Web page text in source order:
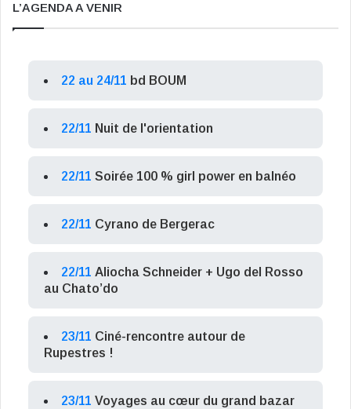
L’AGENDA A VENIR
22 au 24/11 bd BOUM
22/11 Nuit de l'orientation
22/11 Soirée 100 % girl power en balnéo
22/11 Cyrano de Bergerac
22/11 Aliocha Schneider + Ugo del Rosso
au Chato’do
23/11 Ciné-rencontre autour de
Rupestres !
23/11 Voyages au cœur du grand bazar